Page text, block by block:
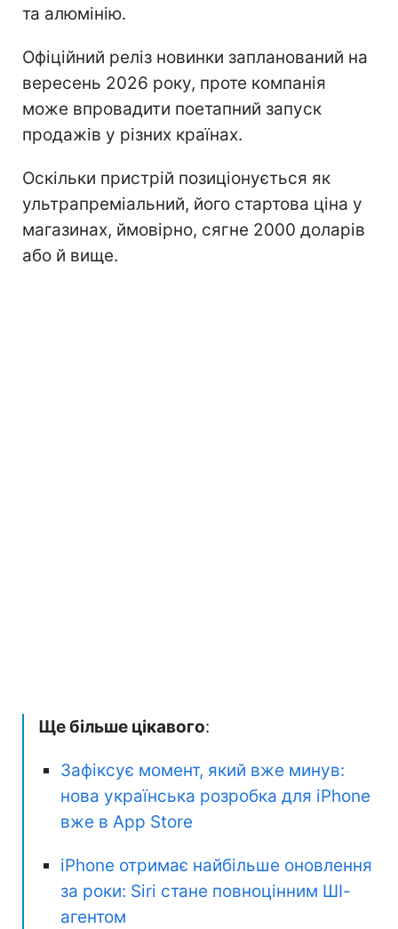
та алюмінію.
Офіційний реліз новинки запланований на
вересень 2026 року, проте компанія
може впровадити поетапний запуск
продажів у різних країнах.
Оскільки пристрій позиціонується як
ультрапреміальний, його стартова ціна у
магазинах, ймовірно, сягне 2000 доларів
або й вище.
Ще більше цікавого:
Зафіксує момент, який вже минув:
нова українська розробка для iPhone
вже в App Store
iPhone отримає найбільше оновлення
за роки: Siri стане повноцінним ШІ-
агентом